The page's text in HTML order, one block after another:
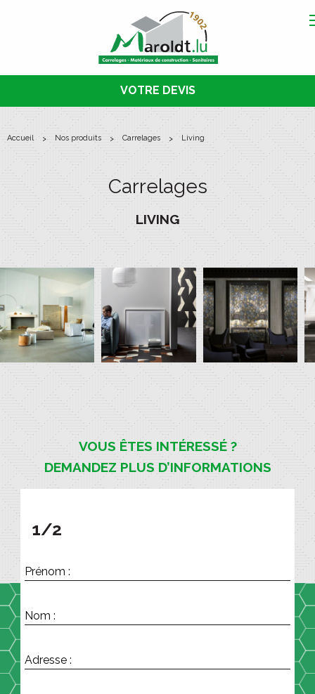
VOTRE DEVIS
accueil nos produits carrelages living
Carrelages
LIVING
VOUS ÊTES INTÉRESSÉ ?
DEMANDEZ PLUS D’INFORMATIONS
1/2
Prénom :
Nom :
Adresse :